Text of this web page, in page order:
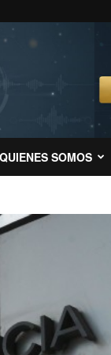
QUIENES SOMOS